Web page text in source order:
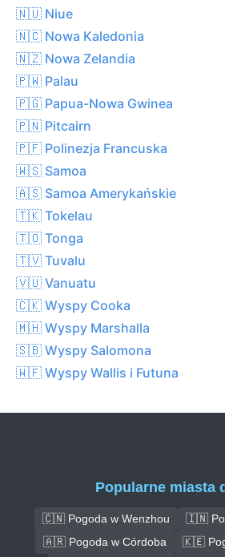
🇳🇺 Niue
🇳🇨 Nowa Kaledonia
🇳🇿 Nowa Zelandia
🇵🇼 Palau
🇵🇬 Papua-Nowa Gwinea
🇵🇳 Pitcairn
🇵🇫 Polinezja Francuska
🇼🇸 Samoa
🇦🇸 Samoa Amerykańskie
🇹🇰 Tokelau
🇹🇴 Tonga
🇹🇻 Tuvalu
🇻🇺 Vanuatu
🇨🇰 Wyspy Cooka
🇲🇭 Wyspy Marshalla
🇸🇧 Wyspy Salomona
🇼🇫 Wyspy Wallis i Futuna
Popularne miasta
🇨🇳 Pogoda w Wenzhou
🇮🇳
🇦🇷 Pogoda w Córdoba
🇰🇪